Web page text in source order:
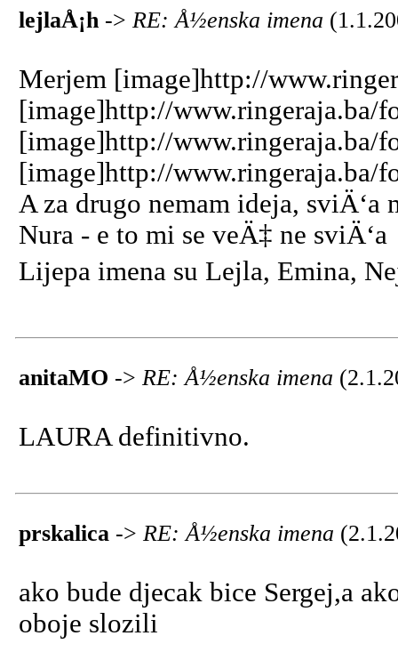
lejlaÅ¡h -> RE: Å½enska imena
Merjem [image]http://
[image]http://www.ringeraja.ba/
[image]http://www.ringeraja.ba/
[image]http://www.ringeraja.ba/
A za drugo nemam ideja,
Nura - e to mi se veÄ‡ ne sviÄ‘a
Lijepa imena su Lejla, Emina,
anitaMO -> RE: Å½enska imena
LAURA definitivno.
prskalica -> RE: Å½enska imena
ako bude djecak bice Sergej,a
oboje slozili